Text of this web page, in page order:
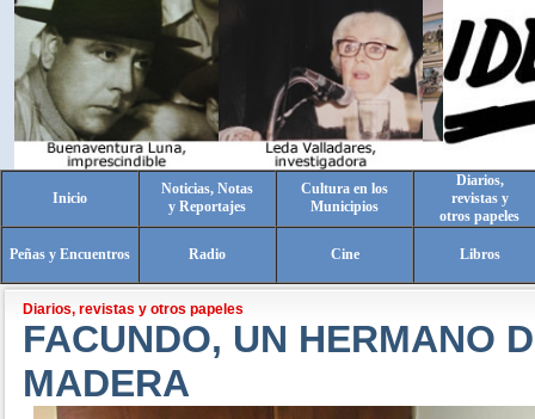
Inicio
Noticias, Notas
y Reportajes
Cultura en los
Municipios
Diarios,
revistas y
otros papeles
Peñas y Encuentros Radio Cine Libros
Diarios, revistas y otros papeles
FACUNDO, UN HERMANO
MADERA